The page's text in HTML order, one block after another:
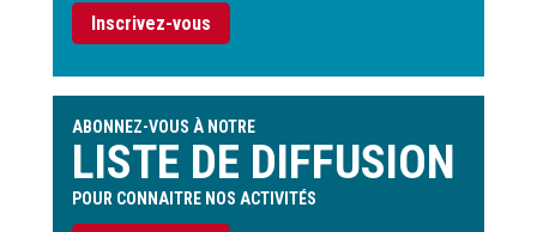
Inscrivez-vous
ABONNEZ-VOUS À NOTRE
LISTE DE DIFFUSION
POUR CONNAITRE NOS ACTIVITÉS